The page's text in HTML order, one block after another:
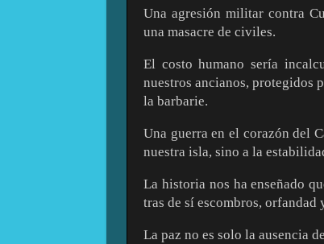
Una agresión militar contra
una masacre de civiles.
El costo humano sería
nuestros ancianos, protegidos
la barbarie.
Una guerra en el corazón del
nuestra isla, sino a la
La historia nos ha enseñado
tras de sí escombros, orfandad
La paz no es solo la ausencia